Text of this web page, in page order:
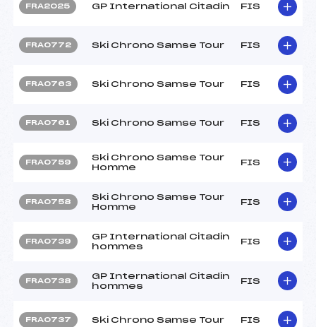
FRA2025 GP International Citadin FIS
FRA0772 Ski Chrono Samse Tour FIS
FRA0763 Ski Chrono Samse Tour FIS
FRA0761 Ski Chrono Samse Tour FIS
FRA0759
Ski Chrono Samse Tour
Homme
FIS
FRA0758
Ski Chrono Samse Tour
Homme
FIS
FRA0739
GP International Citadin
hommes
FIS
FRA0738
GP International Citadin
hommes
FIS
FRA0737 Ski Chrono Samse Tour FIS